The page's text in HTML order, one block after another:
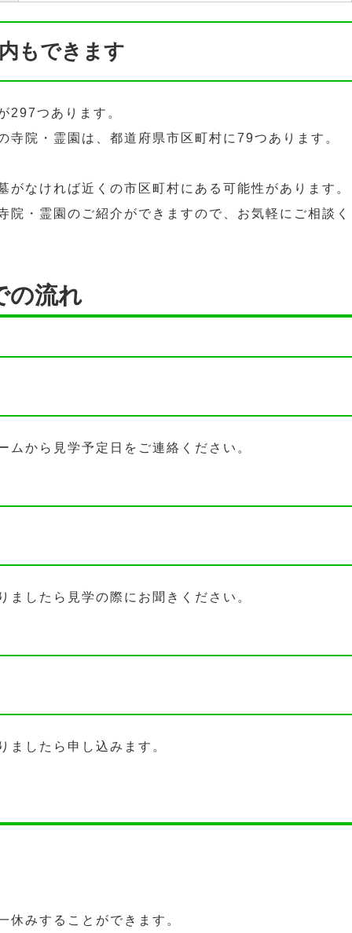
もできます
297つあります。
寺院・霊園は、都道府県市区町村に79つあります。
がなければ近くの市区町村にある可能性があります。
院・霊園のご紹介ができますので、お気軽にご相談く
の流れ
から見学予定日をご連絡ください。
したら見学の際にお聞きください。
ましたら申し込みます。
休みすることができます。